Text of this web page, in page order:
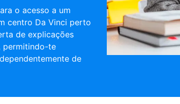
o acesso a um
centro Da Vinci perto
de explicações
permitindo-te
de